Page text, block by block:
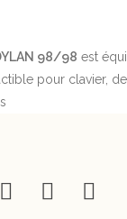
98/98 est
pour clavier,